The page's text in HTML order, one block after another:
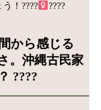
！????‍
????
から感じる
。沖縄古民家
????